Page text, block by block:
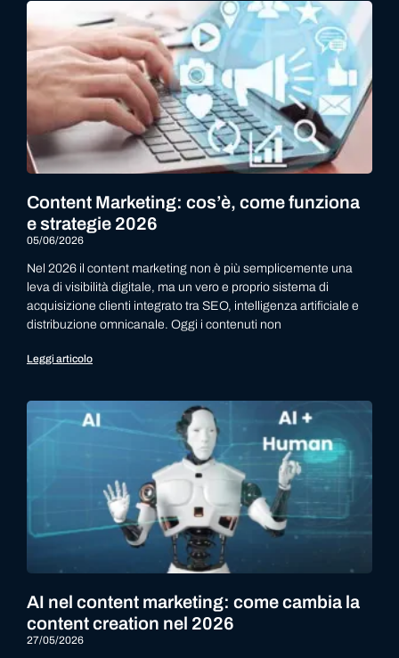
Content Marketing: cos’è, come funziona
e strategie 2026
05/06/2026
Nel 2026 il content marketing non è più semplicemente una
leva di visibilità digitale, ma un vero e proprio sistema di
acquisizione clienti integrato tra SEO, intelligenza artificiale e
distribuzione omnicanale. Oggi i contenuti non
Leggi articolo
AI nel content marketing: come cambia la
content creation nel 2026
27/05/2026